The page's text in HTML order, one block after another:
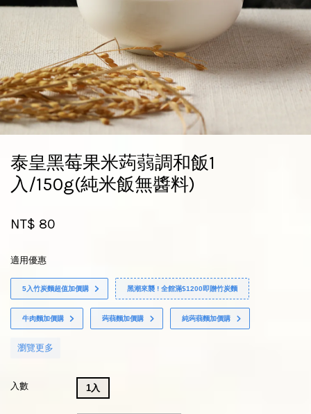
泰皇黑莓果米蒟蒻調和飯1
入/150g(純米飯無醬料)
NT$ 80
適用優惠
5入竹炭麵超值加價購 黑潮來襲 ! 全館滿$1200即贈竹炭麵
牛肉麵加價購 蒟蒻麵加價購 純蒟蒻麵加價購
瀏覽更多
入數 1入